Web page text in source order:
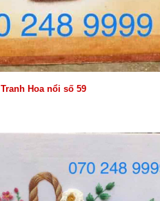
Tranh Hoa nổi số 59